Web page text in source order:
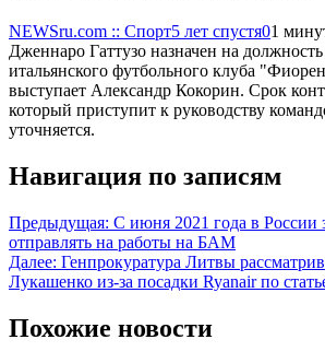
NEWSru.com :: Спорт5 лет спустя01
Дженнаро Гаттузо назначен на должность
итальянского футбольного клуба
выступает Александр Кокорин. Срок
который приступит к руководству
уточняется.
Навигация по записям
Предыдущая: С июня 2021 года в России
отправлять на работы на БАМ
Далее: Генпрокуратура Литвы
Лукашенко из-за посадки Ryanair по
Похожие новости